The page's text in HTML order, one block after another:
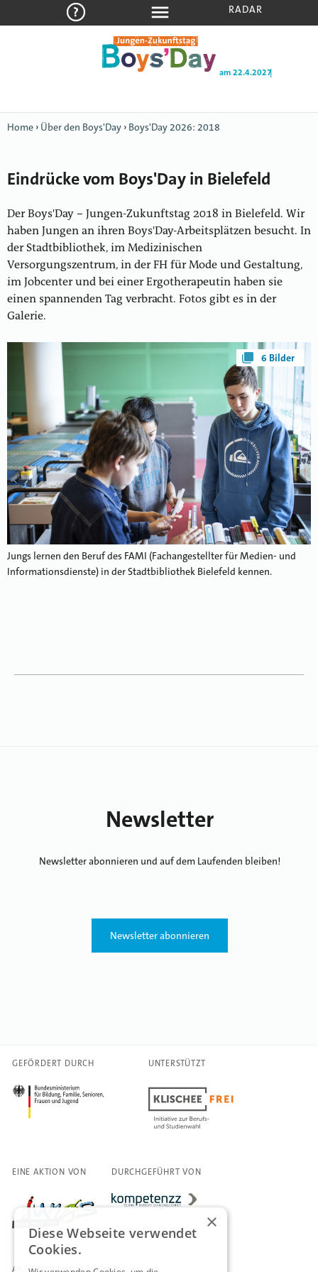
am 22.4.2027|
RADAR
Home › Über den Boys'Day › Boys'Day 2026: 2018
Eindrücke vom Boys'Day in Bielefeld
Der Boys'Day – Jungen-Zukunftstag 2018 in Bielefeld. Wir
haben Jungen an ihren Boys'Day-Arbeitsplätzen besucht. In
der Stadtbibliothek, im Medizinischen
Versorgungszentrum, in der FH für Mode und Gestaltung,
im Jobcenter und bei einer Ergotherapeutin haben sie
einen spannenden Tag verbracht. Fotos gibt es in der
Galerie.
6 Bilder
Jungs lernen den Beruf des FAMI (Fachangestellter für Medien- und
Informationsdienste) in der Stadtbibliothek Bielefeld kennen.
Newsletter
Newsletter abonnieren und auf dem Laufenden bleiben!
Newsletter abonnieren
GEFÖRDERT DURCH UNTERSTÜTZT
EINE AKTION VON DURCHGEFÜHRT VON
AKTIONEN FÜR MÄDCHEN
×
Diese Webseite verwendet
Cookies.